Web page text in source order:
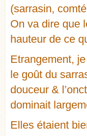
(sarrasin,
On va dire que
hauteur de ce
Etrangement,
le goût du
douceur &
dominait
Elles étaient